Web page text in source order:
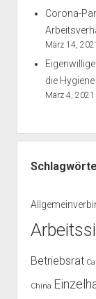
Corona-
März 14,
die
März 4, 2021
Betriebsrat
China